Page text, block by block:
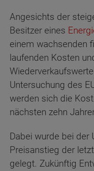
Angesichts der
Besitzer eines
einem wachsenden
laufenden Kosten
Untersuchung des
werden sich die
nächsten zehn
Dabei wurde bei der
Preisanstieg der
gelegt. Zukünftig